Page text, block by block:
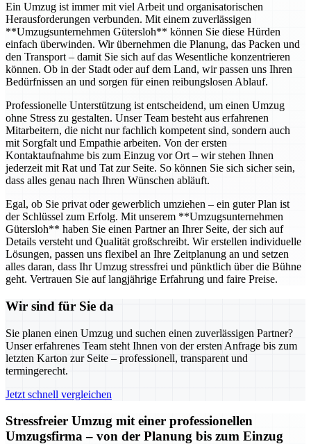
Ein Umzug ist immer mit viel Arbeit und organisatorischen
Herausforderungen verbunden. Mit einem zuverlässigen
**Umzugsunternehmen Gütersloh** können Sie diese Hürden
einfach überwinden. Wir übernehmen die Planung, das Packen und
den Transport – damit Sie sich auf das Wesentliche konzentrieren
können. Ob in der Stadt oder auf dem Land, wir passen uns Ihren
Bedürfnissen an und sorgen für einen reibungslosen Ablauf.
Professionelle Unterstützung ist entscheidend, um einen Umzug
ohne Stress zu gestalten. Unser Team besteht aus erfahrenen
Mitarbeitern, die nicht nur fachlich kompetent sind, sondern auch
mit Sorgfalt und Empathie arbeiten. Von der ersten
Kontaktaufnahme bis zum Einzug vor Ort – wir stehen Ihnen
jederzeit mit Rat und Tat zur Seite. So können Sie sich sicher sein,
dass alles genau nach Ihren Wünschen abläuft.
Egal, ob Sie privat oder gewerblich umziehen – ein guter Plan ist
der Schlüssel zum Erfolg. Mit unserem **Umzugsunternehmen
Gütersloh** haben Sie einen Partner an Ihrer Seite, der sich auf
Details versteht und Qualität großschreibt. Wir erstellen individuelle
Lösungen, passen uns flexibel an Ihre Zeitplanung an und setzen
alles daran, dass Ihr Umzug stressfrei und pünktlich über die Bühne
geht. Vertrauen Sie auf langjährige Erfahrung und faire Preise.
Wir sind für Sie da
Sie planen einen Umzug und suchen einen zuverlässigen Partner?
Unser erfahrenes Team steht Ihnen von der ersten Anfrage bis zum
letzten Karton zur Seite – professionell, transparent und
termingerecht.
Jetzt schnell vergleichen
Stressfreier Umzug mit einer professionellen
Umzugsfirma – von der Planung bis zum Einzug